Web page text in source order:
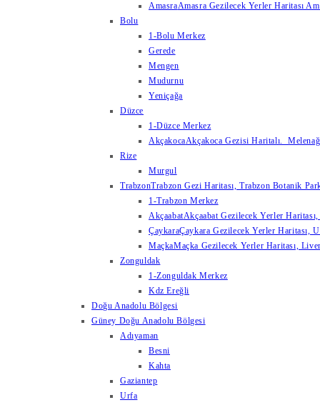
AmasraAmasra Gezilecek Yerler Haritası
Bolu
1-Bolu Merkez
Gerede
Mengen
Mudurnu
Yeniçağa
Düzce
1-Düzce Merkez
AkçakocaAkçakoca Gezisi Haritalı.
Rize
Murgul
TrabzonTrabzon Gezi Haritası, Trabzon Botanik
1-Trabzon Merkez
AkçaabatAkçaabat Gezilecek Yerler
ÇaykaraÇaykara Gezilecek Yerler Haritası,
MaçkaMaçka Gezilecek Yerler Haritası,
Zonguldak
1-Zonguldak Merkez
Kdz Ereğli
Doğu Anadolu Bölgesi
Güney Doğu Anadolu Bölgesi
Adıyaman
Besni
Kahta
Gaziantep
Urfa